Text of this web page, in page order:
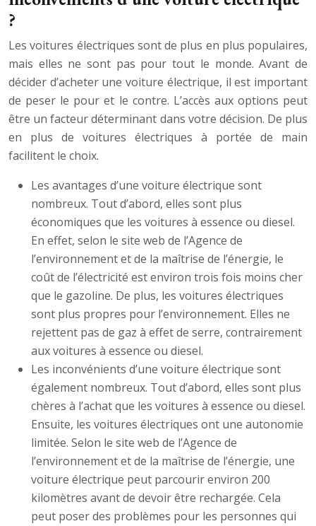
?
Les voitures électriques sont de plus en plus populaires,
mais elles ne sont pas pour tout le monde. Avant de
décider d’acheter une voiture électrique, il est important
de peser le pour et le contre. L’accès aux options peut
être un facteur déterminant dans votre décision. De plus
en plus de voitures électriques à portée de main
facilitent le choix.
Les avantages d’une voiture électrique sont
nombreux. Tout d’abord, elles sont plus
économiques que les voitures à essence ou diesel.
En effet, selon le site web de l’Agence de
l’environnement et de la maîtrise de l’énergie, le
coût de l’électricité est environ trois fois moins cher
que le gazoline. De plus, les voitures électriques
sont plus propres pour l’environnement. Elles ne
rejettent pas de gaz à effet de serre, contrairement
aux voitures à essence ou diesel.
Les inconvénients d’une voiture électrique sont
également nombreux. Tout d’abord, elles sont plus
chères à l’achat que les voitures à essence ou diesel.
Ensuite, les voitures électriques ont une autonomie
limitée. Selon le site web de l’Agence de
l’environnement et de la maîtrise de l’énergie, une
voiture électrique peut parcourir environ 200
kilomètres avant de devoir être rechargée. Cela
peut poser des problèmes pour les personnes qui